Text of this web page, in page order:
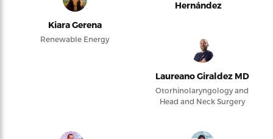
Kiara Gerena
Renewable Energy
Hernández
Laureano Giraldez MD
Otorhinolaryngology and
Head and Neck Surgery